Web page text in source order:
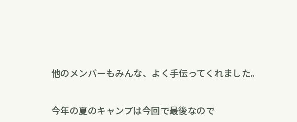
他のメンバーもみんな、よく手伝ってくれました。
今年の夏のキャンプは今回で最後なので